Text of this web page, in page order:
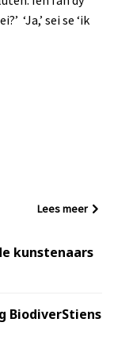
‘Ja,’ sei se ‘ik
Lees meer
kunstenaars
BiodiverStiens